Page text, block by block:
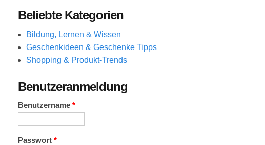
Beliebte Kategorien
Bildung, Lernen & Wissen
Geschenkideen & Geschenke Tipps
Shopping & Produkt-Trends
Benutzeranmeldung
Benutzername *
Passwort *